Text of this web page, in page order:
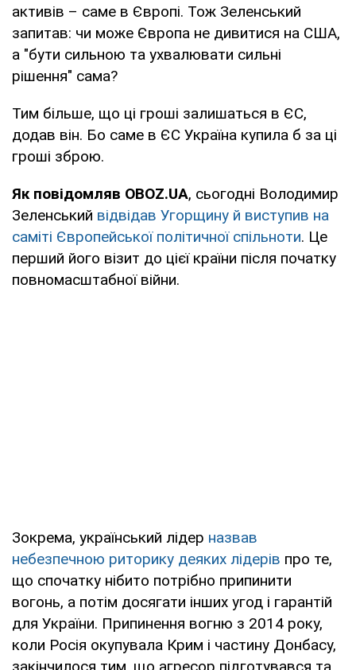
активів – саме в Європі. Тож Зеленський
запитав: чи може Європа не дивитися на США,
а "бути сильною та ухвалювати сильні
рішення" сама?
Тим більше, що ці гроші залишаться в ЄС,
додав він. Бо саме в ЄС Україна купила б за ці
гроші зброю.
Як повідомляв OBOZ.UA, сьогодні Володимир
Зеленський відвідав Угорщину й виступив на
саміті Європейської політичної спільноти. Це
перший його візит до цієї країни після початку
повномасштабної війни.
Зокрема, український лідер назвав
небезпечною риторику деяких лідерів про те,
що спочатку нібито потрібно припинити
вогонь, а потім досягати інших угод і гарантій
для України. Припинення вогню з 2014 року,
коли Росія окупувала Крим і частину Донбасу,
закінчилося тим, що агресор підготувався та